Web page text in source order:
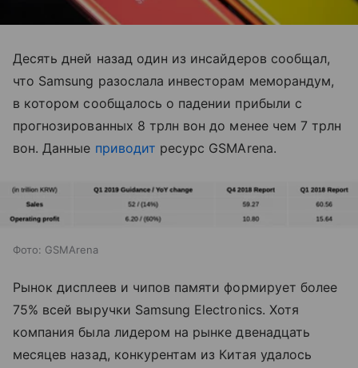
Десять дней назад один из инсайдеров сообщал,
что Samsung разослала инвесторам меморандум,
в котором сообщалось о падении прибыли с
прогнозированных 8 трлн вон до менее чем 7 трлн
вон. Данные приводит ресурс GSMArena.
Фото: GSMArena
Рынок дисплеев и чипов памяти формирует более
75% всей выручки Samsung Electronics. Хотя
компания была лидером на рынке двенадцать
месяцев назад, конкурентам из Китая удалось